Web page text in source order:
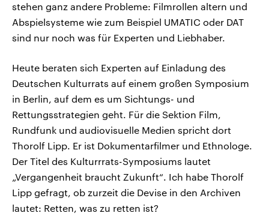
stehen ganz andere Probleme: Filmrollen altern und
Abspielsysteme wie zum Beispiel UMATIC oder DAT
sind nur noch was für Experten und Liebhaber.
Heute beraten sich Experten auf Einladung des
Deutschen Kulturrats auf einem großen Symposium
in Berlin, auf dem es um Sichtungs- und
Rettungsstrategien geht. Für die Sektion Film,
Rundfunk und audiovisuelle Medien spricht dort
Thorolf Lipp. Er ist Dokumentarfilmer und Ethnologe.
Der Titel des Kulturrrats-Symposiums lautet
„Vergangenheit braucht Zukunft“. Ich habe Thorolf
Lipp gefragt, ob zurzeit die Devise in den Archiven
lautet: Retten, was zu retten ist?